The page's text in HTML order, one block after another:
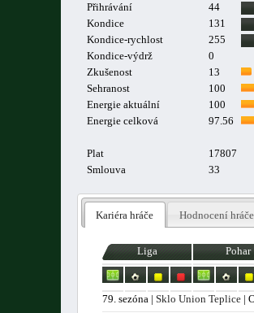
Přihrávání
44
Kondice
131
Kondice-rychlost
255
Kondice-výdrž
0
Zkušenost
13
Sehranost
100
Energie aktuální
100
Energie celková
97.56
Plat
17807
Smlouva
33
Kariéra hráče Hodnocení hráče
Liga Pohar
79. sezóna |Sklo Union Teplice |